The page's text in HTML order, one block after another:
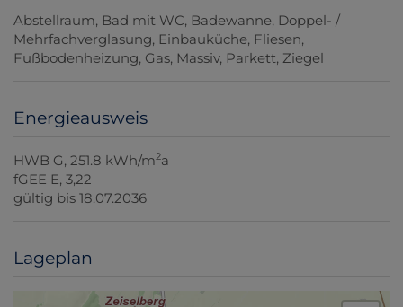
Abstellraum Bad mit WC Badewanne Doppel- /
Mehrfachverglasung Einbauküche Fliesen
Fußbodenheizung Gas Massiv Parkett Ziegel
Energieausweis
HWB G, 251.8 kWh/m2a
fGEE E, 3,22
gültig bis 18.07.2036
Lageplan